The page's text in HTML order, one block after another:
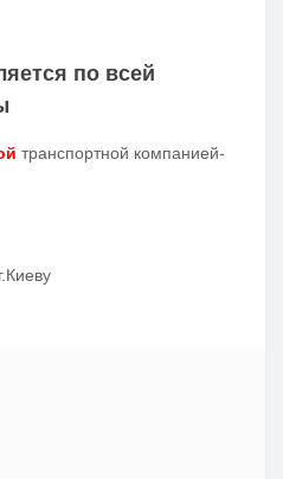
по всей
транспортной компанией-